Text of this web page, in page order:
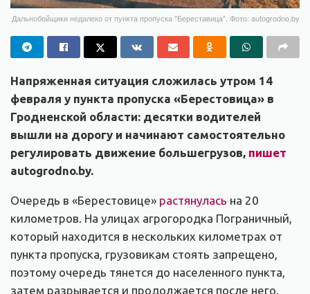
Дальнобойщики недалеко от пункта пропуска "Береставица". Фото: autogrodno.by
Напряженная ситуация сложилась утром 14
февраля у пункта пропуска «Берестовица» в
Гродненской области: десятки водителей
вышли на дорогу и начинают самостоятельно
регулировать движение большегрузов, пишет
autogrodno.by.
Очередь в «Берестовице» растянулась на 20
километров. На улицах агрогородка Пограничный,
который находится в нескольких километрах от
пункта пропуска, грузовикам стоять запрещено,
поэтому очередь тянется до населенного пункта,
затем разрывается и продолжается после него.